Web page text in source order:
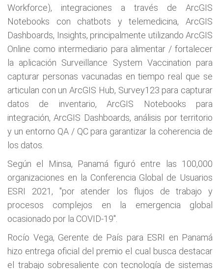
Workforce), integraciones a través de ArcGIS
Notebooks con chatbots y telemedicina, ArcGIS
Dashboards, Insights, principalmente utilizando ArcGIS
Online como intermediario para alimentar / fortalecer
la aplicación Surveillance System Vaccination para
capturar personas vacunadas en tiempo real que se
articulan con un ArcGIS Hub, Survey123 para capturar
datos de inventario, ArcGIS Notebooks para
integración, ArcGIS Dashboards, análisis por territorio
y un entorno QA / QC para garantizar la coherencia de
los datos.
Según el Minsa, Panamá figuró entre las 100,000
organizaciones en la Conferencia Global de Usuarios
ESRI 2021, "por atender los flujos de trabajo y
procesos complejos en la emergencia global
ocasionado por la COVID-19".
Rocío Vega, Gerente de País para ESRI en Panamá
hizo entrega oficial del premio el cual busca destacar
el trabajo sobresaliente con tecnología de sistemas